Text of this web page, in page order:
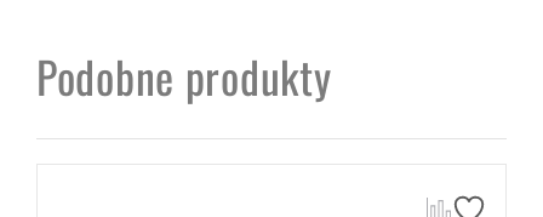
Podobne produkty